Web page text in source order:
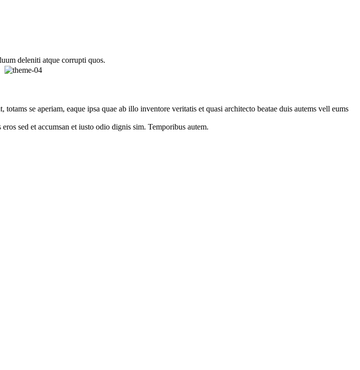
deleniti atque corrupti quos.
se aperiam, eaque ipsa quae ab illo inventore veritatis et quasi architecto beatae duis autems vell eums
sed et accumsan et iusto odio dignis sim. Temporibus autem.